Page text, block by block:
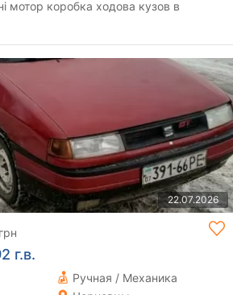
мотор коробка ходова кузов в
22.07.2026
г.в.
Ручная / Механика